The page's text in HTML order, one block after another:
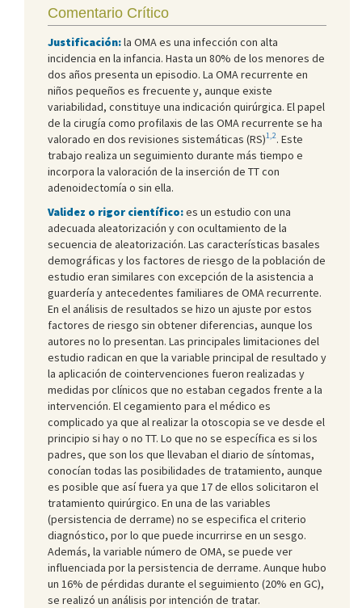
Comentario Crítico
Justificación:la OMA es una infección con alta
incidencia en la infancia. Hasta un 80% de los menores de
dos años presenta un episodio. La OMA recurrente en
niños pequeños es frecuente y, aunque existe
variabilidad, constituye una indicación quirúrgica. El papel
de la cirugía como profilaxis de las OMA recurrente se ha
valorado en dos revisiones sistemáticas (RS)1,2. Este
trabajo realiza un seguimiento durante más tiempo e
incorpora la valoración de la inserción de TT con
adenoidectomía o sin ella.
Validez o rigor científico:es un estudio con una
adecuada aleatorización y con ocultamiento de la
secuencia de aleatorización. Las características basales
demográficas y los factores de riesgo de la población de
estudio eran similares con excepción de la asistencia a
guardería y antecedentes familiares de OMA recurrente.
En el análisis de resultados se hizo un ajuste por estos
factores de riesgo sin obtener diferencias, aunque los
autores no lo presentan. Las principales limitaciones del
estudio radican en que la variable principal de resultado y
la aplicación de cointervenciones fueron realizadas y
medidas por clínicos que no estaban cegados frente a la
intervención. El cegamiento para el médico es
complicado ya que al realizar la otoscopia se ve desde el
principio si hay o no TT. Lo que no se específica es si los
padres, que son los que llevaban el diario de síntomas,
conocían todas las posibilidades de tratamiento, aunque
es posible que así fuera ya que 17 de ellos solicitaron el
tratamiento quirúrgico. En una de las variables
(persistencia de derrame) no se especifica el criterio
diagnóstico, por lo que puede incurrirse en un sesgo.
Además, la variable número de OMA, se puede ver
influenciada por la persistencia de derrame. Aunque hubo
un 16% de pérdidas durante el seguimiento (20% en GC),
se realizó un análisis por intención de tratar.